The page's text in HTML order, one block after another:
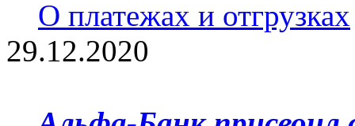
О платежах и отгрузках
29.12.2020